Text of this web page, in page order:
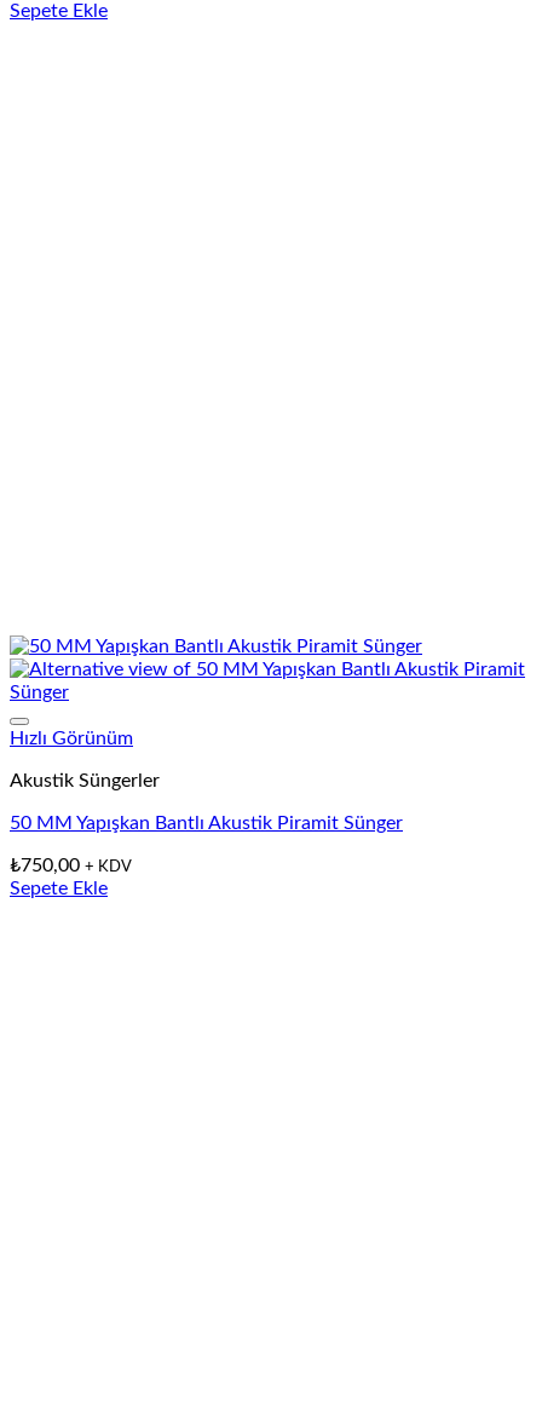
Sepete Ekle
Hızlı Görünüm
Akustik Süngerler
50 MM Yapışkan Bantlı Akustik Piramit Sünger
₺750,00 + KDV
Sepete Ekle